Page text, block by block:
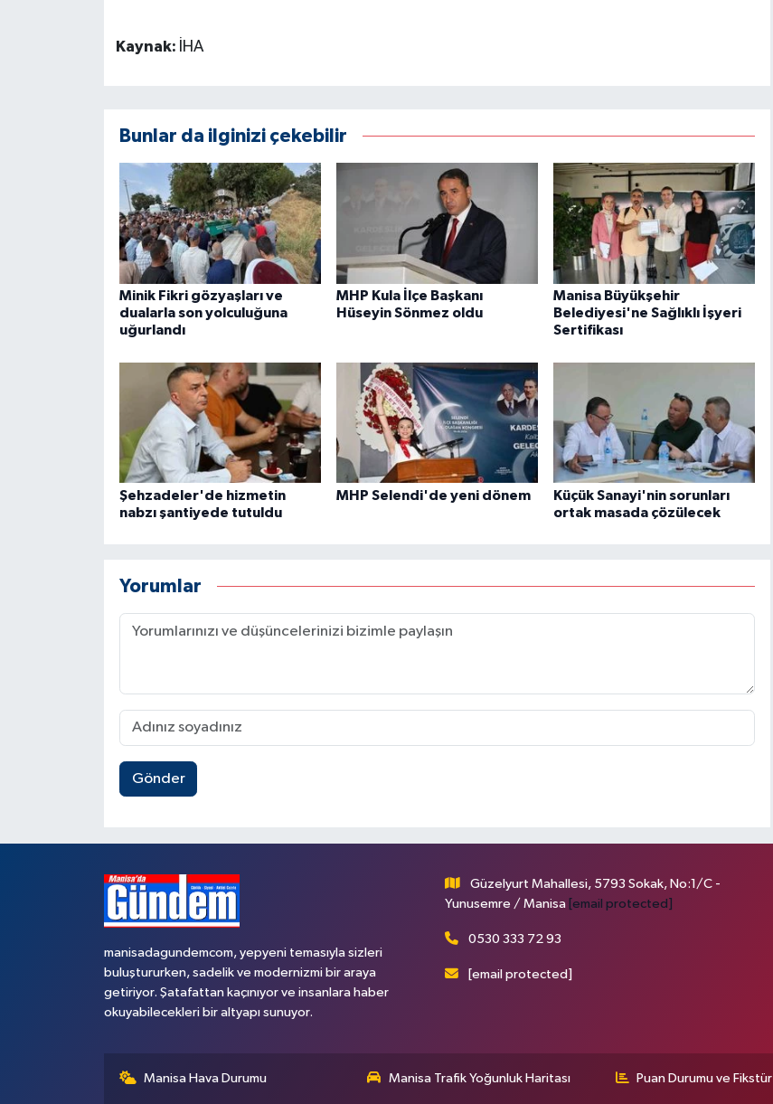
Kaynak: İHA
Bunlar da ilginizi çekebilir
Minik Fikri gözyaşları ve
dualarla son yolculuğuna
uğurlandı
MHP Kula İlçe Başkanı
Hüseyin Sönmez oldu
Manisa Büyükşehir
Belediyesi'ne Sağlıklı İşyeri
Sertifikası
Şehzadeler'de hizmetin
nabzı şantiyede tutuldu
MHP Selendi'de yeni dönem
Küçük Sanayi'nin sorunları
ortak masada çözülecek
Yorumlar
Gönder
manisadagundemcom, yepyeni temasıyla sizleri
buluştururken, sadelik ve modernizmi bir araya
getiriyor. Şatafattan kaçınıyor ve insanlara haber
okuyabilecekleri bir altyapı sunuyor.
Güzelyurt Mahallesi, 5793 Sokak, No:1/C -
Yunusemre / Manisa [email protected]
0530 333 72 93
[email protected]
Manisa Hava Durumu Manisa Trafik Yoğunluk Haritası Puan Durumu ve Fikstür